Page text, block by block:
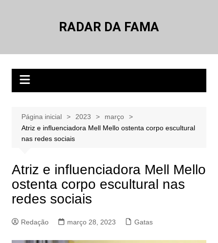
RADAR DA FAMA
Página inicial 2023
março
Atriz e influenciadora Mell Mello ostenta corpo escultural
nas redes sociais
Atriz e influenciadora Mell Mello
ostenta corpo escultural nas
redes sociais
Redação março 28, 2023 Gatas